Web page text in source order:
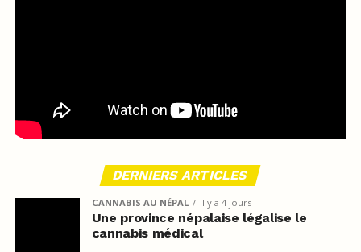
DERNIERS ARTICLES
CANNABIS AU NÉPAL il y a 4 jours
Une province népalaise légalise le
cannabis médical